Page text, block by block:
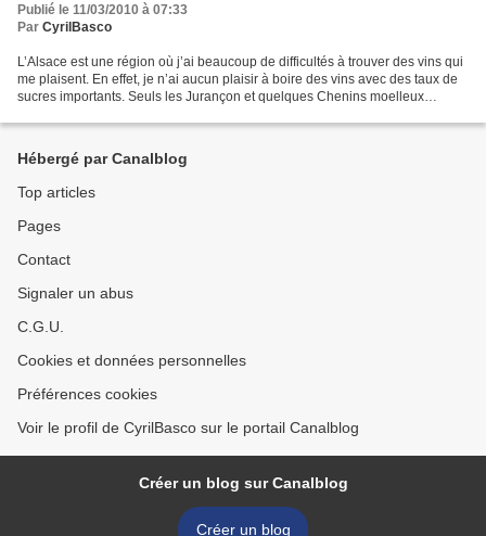
Publié le 11/03/2010 à 07:33
Par CyrilBasco
L’Alsace est une région où j’ai beaucoup de difficultés à trouver des vins qui
me plaisent. En effet, je n’ai aucun plaisir à boire des vins avec des taux de
sucres importants. Seuls les Jurançon et quelques Chenins moelleux
Hébergé par Canalblog
Top articles
Pages
Contact
Signaler un abus
C.G.U.
Cookies et données personnelles
Préférences cookies
Voir le profil de CyrilBasco sur le portail Canalblog
Créer un blog sur Canalblog
Créer un blog